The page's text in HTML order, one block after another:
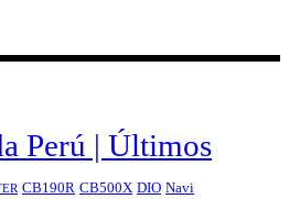
Perú | Últimos
CB190R CB500X DIO Navi